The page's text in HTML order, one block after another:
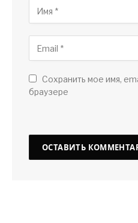
Сохранить мое имя,
браузере